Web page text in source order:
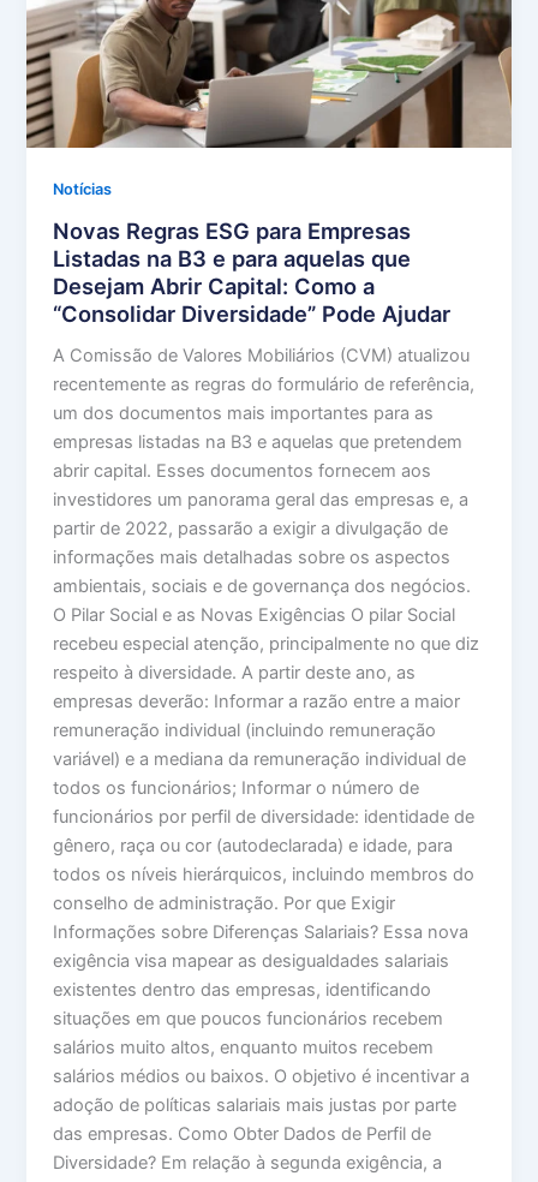
Notícias
Novas Regras ESG para Empresas
Listadas na B3 e para aquelas que
Desejam Abrir Capital: Como a
“Consolidar Diversidade” Pode Ajudar
A Comissão de Valores Mobiliários (CVM) atualizou
recentemente as regras do formulário de referência,
um dos documentos mais importantes para as
empresas listadas na B3 e aquelas que pretendem
abrir capital. Esses documentos fornecem aos
investidores um panorama geral das empresas e, a
partir de 2022, passarão a exigir a divulgação de
informações mais detalhadas sobre os aspectos
ambientais, sociais e de governança dos negócios.
O Pilar Social e as Novas Exigências O pilar Social
recebeu especial atenção, principalmente no que diz
respeito à diversidade. A partir deste ano, as
empresas deverão: Informar a razão entre a maior
remuneração individual (incluindo remuneração
variável) e a mediana da remuneração individual de
todos os funcionários; Informar o número de
funcionários por perfil de diversidade: identidade de
gênero, raça ou cor (autodeclarada) e idade, para
todos os níveis hierárquicos, incluindo membros do
conselho de administração. Por que Exigir
Informações sobre Diferenças Salariais? Essa nova
exigência visa mapear as desigualdades salariais
existentes dentro das empresas, identificando
situações em que poucos funcionários recebem
salários muito altos, enquanto muitos recebem
salários médios ou baixos. O objetivo é incentivar a
adoção de políticas salariais mais justas por parte
das empresas. Como Obter Dados de Perfil de
Diversidade? Em relação à segunda exigência, a